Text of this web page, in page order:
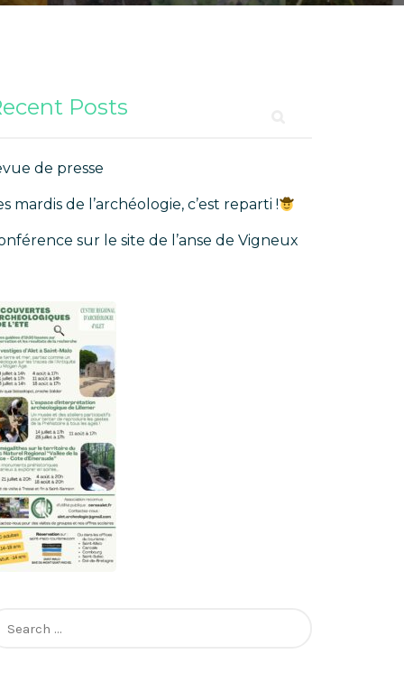
Posts
de presse
mardis de l’archéologie, c’est reparti !
sur le site de l’anse de Vigneux